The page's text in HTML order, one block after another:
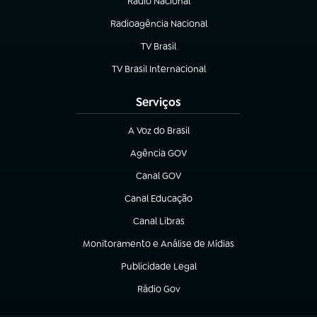
Radioagência Nacional
(abre em nova aba)
TV Brasil
(abre em nova aba)
TV Brasil Internacional
(abre em nova aba)
Serviços
A Voz do Brasil
(abre em nova aba)
Agência GOV
(abre em nova aba)
Canal GOV
(abre em nova aba)
Canal Educação
(abre em nova aba)
Canal Libras
(abre em nova aba)
Monitoramento e Análise de Mídias
(abre em nova aba)
Publicidade Legal
(abre em nova aba)
Rádio Gov
(abre em nova aba)